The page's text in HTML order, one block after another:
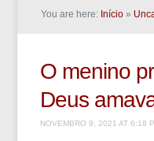
You are here: Início »
O menino
Deus
NOVEMBRO 9, 2021 AT 6:18